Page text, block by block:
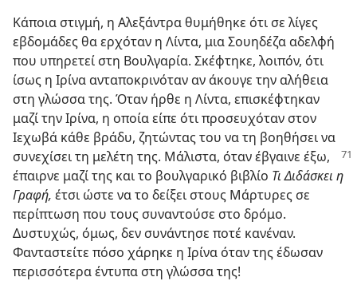
Κάποια στιγμή, η Αλεξάντρα θυμήθηκε ότι σε λίγες
εβδομάδες θα ερχόταν η Λίντα, μια Σουηδέζα αδελφή
που υπηρετεί στη Βουλγαρία. Σκέφτηκε, λοιπόν, ότι
ίσως η Ιρίνα ανταποκρινόταν αν άκουγε την αλήθεια
στη γλώσσα της. Όταν ήρθε η Λίντα, επισκέφτηκαν
μαζί την Ιρίνα, η οποία είπε ότι προσευχόταν στον
Ιεχωβά κάθε βράδυ, ζητώντας του να τη βοηθήσει να
συνεχίσει τη μελέτη της. Μάλιστα, όταν έβγαινε έξω,
έπαιρνε μαζί της και το βουλγαρικό βιβλίο Τι Διδάσκει η
Γραφή, έτσι ώστε να το δείξει στους Μάρτυρες σε
περίπτωση που τους συναντούσε στο δρόμο.
Δυστυχώς, όμως, δεν συνάντησε ποτέ κανέναν.
Φανταστείτε πόσο χάρηκε η Ιρίνα όταν της έδωσαν
περισσότερα έντυπα στη γλώσσα της!